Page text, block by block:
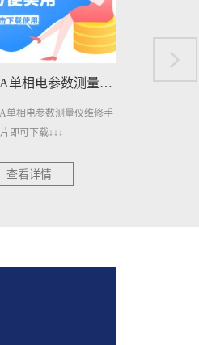
GDW1400单相电参数测量仪维修手册下载
相电参数测量仪维修手册
可下载↓↓↓
查看详情